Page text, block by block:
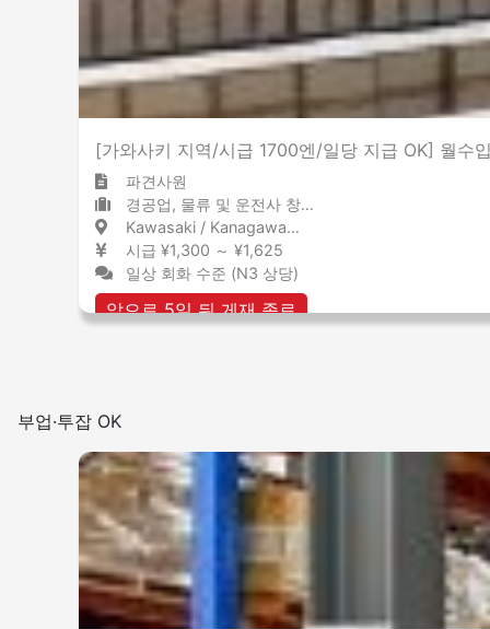
[가와사키 지역/시급 1700엔/일당 지급 OK] 월수
파견사원
경공업, 물류 및 운전사 창고 / 물류 센터
Kawasaki / Kanagawa 川崎 / 神奈川県
시급 ¥1,300 ～ ¥1,625
일상 회화 수준 (N3 상당)
앞으로 5일 뒤 게재 종료
부업·투잡 OK